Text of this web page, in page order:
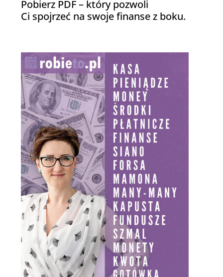
Pobierz PDF – który pozwoli
Ci spojrzeć na swoje finanse z boku.